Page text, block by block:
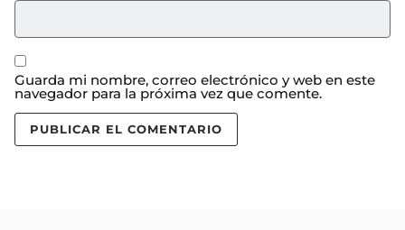
Guarda mi nombre, correo electrónico y web en este
navegador para la próxima vez que comente.